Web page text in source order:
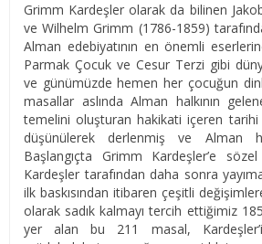
Grimm Kardeşler olarak da bilinen
ve Wilhelm Grimm (1786-1859)
Alman edebiyatının en önemli
Parmak Çocuk ve Cesur Terzi gibi
ve günümüzde hemen her çocuğun
masallar aslında Alman halkının
temelini oluşturan hakikati içeren tarihi
düşünülerek derlenmiş ve Alman
Başlangıçta Grimm Kardeşler’e
Kardeşler tarafından daha sonra
ilk baskısından itibaren çeşitli
olarak sadık kalmayı tercih ettiğimiz
yer alan bu 211 masal,